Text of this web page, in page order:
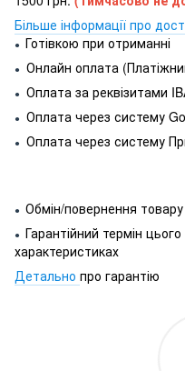
Більше інформації про
● Готівкою при отриманні
● Онлайн оплата
● Оплата за реквізитами
● Оплата через систему
● Оплата через систему
● Обмін/повернення
● Гарантійний термін
характеристиках
Детально про гарантію